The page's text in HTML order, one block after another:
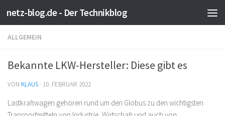
Zum Inhalt springen
netz-blog.de - Der Technikblog
ALLGEMEIN
Bekannte LKW-Hersteller: Diese gibt es
VON KLAUS · 10. FEBRUAR 2022
Lastkraftwagen gehören rund um den Globus zu den wichtigsten